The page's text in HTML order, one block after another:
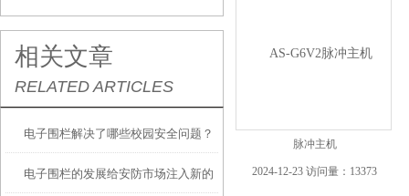
相关文章
RELATED ARTICLES
电子围栏解决了哪些校园安全问题？
电子围栏的发展给安防市场注入新的
脉冲主机
2024-12-23 访问量：13373